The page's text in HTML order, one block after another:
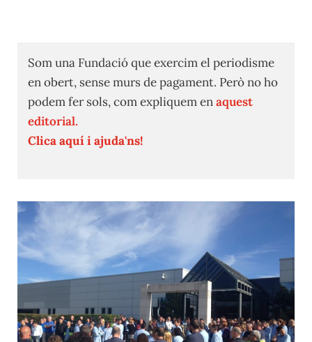
Som una Fundació que exercim el periodisme
en obert, sense murs de pagament. Però no ho
podem fer sols, com expliquem enaquest
editorial.
Clica aquí i ajuda'ns!